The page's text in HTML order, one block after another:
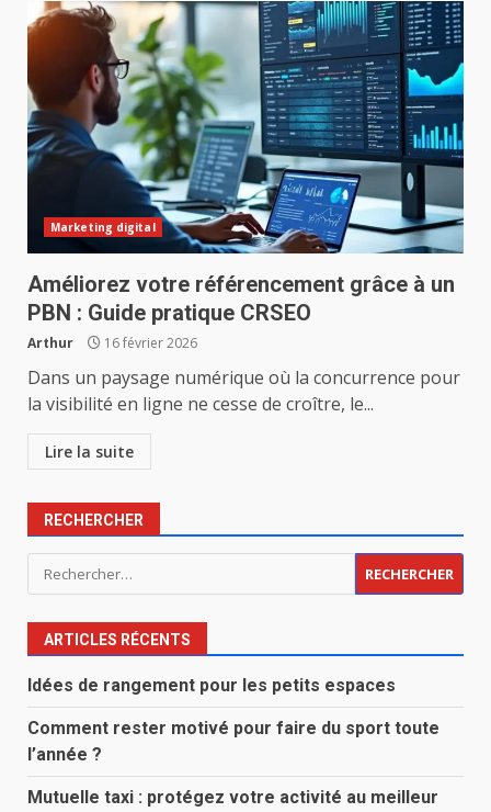
Marketing digital
Améliorez votre référencement grâce à un
PBN : Guide pratique CRSEO
Arthur 16 février 2026
Dans un paysage numérique où la concurrence pour
la visibilité en ligne ne cesse de croître, le...
Lire la suite
RECHERCHER
Rechercher :
ARTICLES RÉCENTS
Idées de rangement pour les petits espaces
Comment rester motivé pour faire du sport toute
l’année ?
Mutuelle taxi : protégez votre activité au meilleur